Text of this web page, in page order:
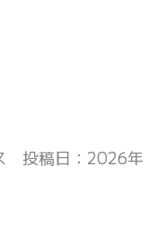
投稿日： 2026年